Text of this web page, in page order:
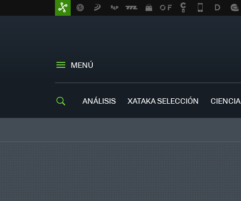
MENÚ
ANÁLISIS XATAKA SELECCIÓN CIENCIA